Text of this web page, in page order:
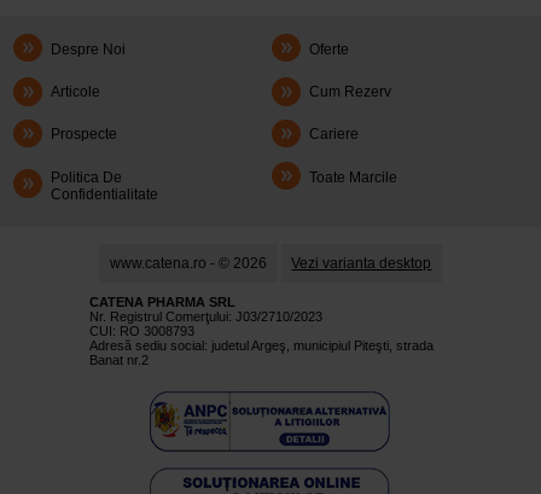
Despre Noi Oferte
Articole Cum Rezerv
Prospecte Cariere
Politica De
Confidentialitate
Toate Marcile
www.catena.ro - © 2026 Vezi varianta desktop
CATENA PHARMA SRL
Nr. Registrul Comerţului: J03/2710/2023
CUI: RO 3008793
Adresă sediu social: judetul Argeş, municipiul Piteşti, strada
Banat nr.2